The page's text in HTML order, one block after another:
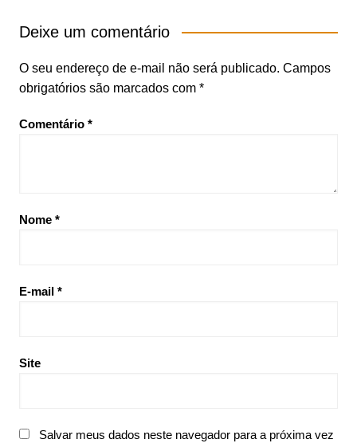
Deixe um comentário
O seu endereço de e-mail não será publicado. Campos
obrigatórios são marcados com *
Comentário *
Nome *
E-mail *
Site
Salvar meus dados neste navegador para a próxima vez